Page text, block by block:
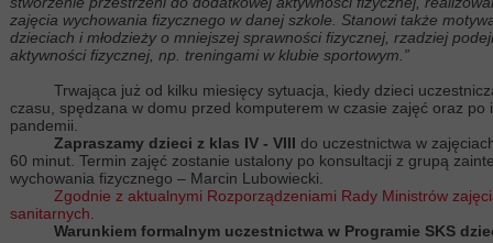
zajęcia wychowania fizycznego w danej szkole. Stanowi także
dzieciach i młodzieży o mniejszej sprawności fizycznej, rzadziej
aktywności fizycznej, np. treningami w klubie sportowym.”
Trwająca już od kilku miesięcy sytuacja, kiedy dzieci uczestniczą
czasu, spędzana w domu przed komputerem w czasie zajęć oraz
pandemii.
Zapraszamy dzieci z klas IV - VIII do uczestnictwa w
60 minut. Termin zajęć zostanie ustalony po konsultacji z grupą
wychowania fizycznego – Marcin Lubowiecki.
Zgodnie z aktualnymi Rozporządzeniami Rady Ministrów
sanitarnych.
Warunkiem formalnym uczestnictwa w Programie SKS